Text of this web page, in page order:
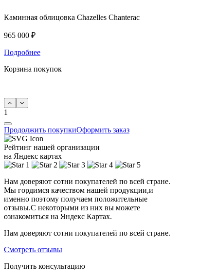
Каминная облицовка Chazelles Chanterac
965 000 ₽
Подробнее
Корзина покупок
1
Продолжить покупкиОформить заказ
Рейтинг нашей организации
на Яндекс картах
Нам доверяют сотни покупателей по всей стране.
Мы гордимся качеством нашей продукции,и
именно поэтому получаем положительные
отзывы.С некоторыми из них вы можете
ознакомиться на Яндекс Картах.
Нам доверяют сотни покупателей по всей стране.
Смотреть отзывы
Получить консультацию